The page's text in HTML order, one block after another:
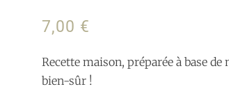
7,00 €
Recette maison, préparée à base
bien-sûr !